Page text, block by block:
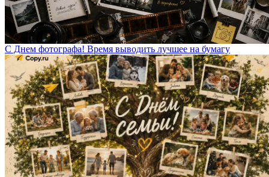
С Днем фотографа! Время выводить лучшее на бумагу